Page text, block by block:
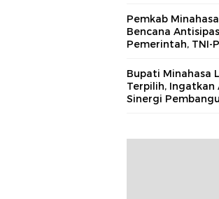
Pemkab
Bencana
Pemerintah, TNI-
Bupati Minahasa
Terpilih, Ingatkan
Sinergi